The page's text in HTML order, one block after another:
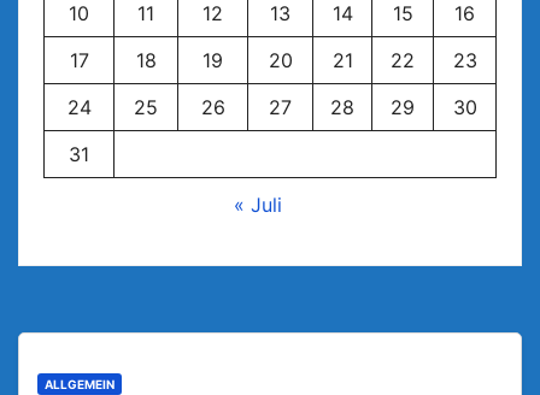
10
11 12 13 14 15
16
17
18 19 20 21 22
23
24
25 26 27 28 29
30
31
« Juli
ALLGEMEIN